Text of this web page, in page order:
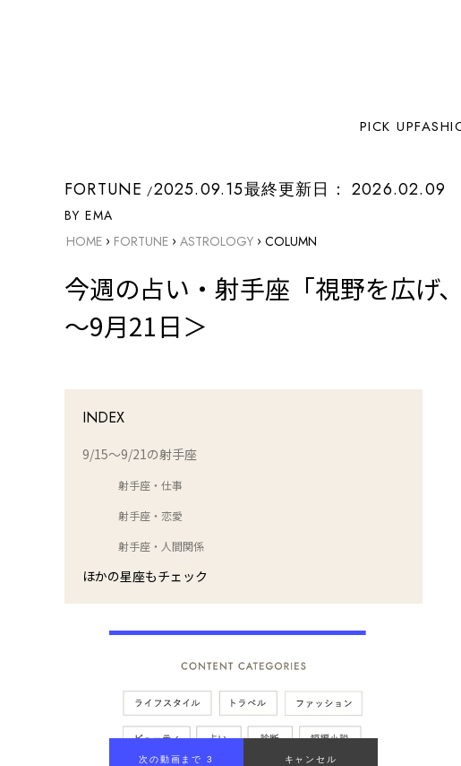
PICK UP
FORTUNE 2025.09.15最終更新日： 2026.02.09
BY EMA
HOME › FORTUNE › ASTROLOGY › COLUMN
今週の占い・射手座「視野を広げ
～9月21日＞
INDEX
9/15～9/21の射手座
射手座・仕事
射手座・恋愛
射手座・人間関係
ほかの星座もチェック
次の動画まで 2 キャンセル